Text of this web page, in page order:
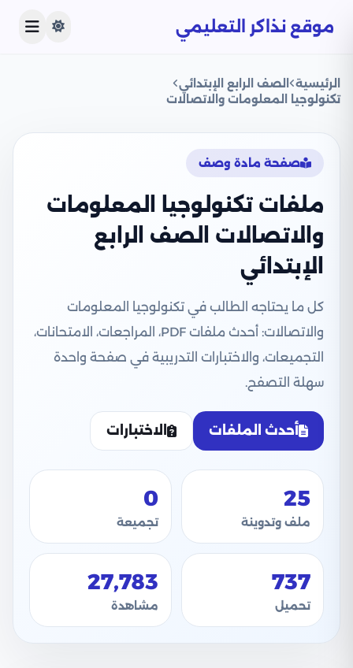
موقع نذاكر التعليمي
الرئيسية
الصف الرابع الإبتدائي
تكنولوجيا المعلومات والاتصالات
صفحة مادة وصف
ملفات تكنولوجيا المعلومات
والاتصالات الصف الرابع
الإبتدائي
كل ما يحتاجه الطالب في تكنولوجيا المعلومات
والاتصالات: أحدث ملفات PDF، المراجعات، الامتحانات،
التجميعات، والاختبارات التدريبية في صفحة واحدة
سهلة التصفح.
أحدث الملفات الاختبارات
25
ملف وتدوينة
0
تجميعة
737
تحميل
27,783
مشاهدة